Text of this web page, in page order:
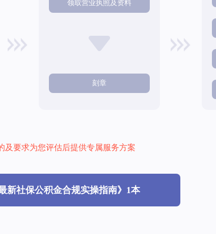
领取营业执照及资料
刻章
及要求为您评估后提供专属服务方案
新社保公积金合规实操指南》1本